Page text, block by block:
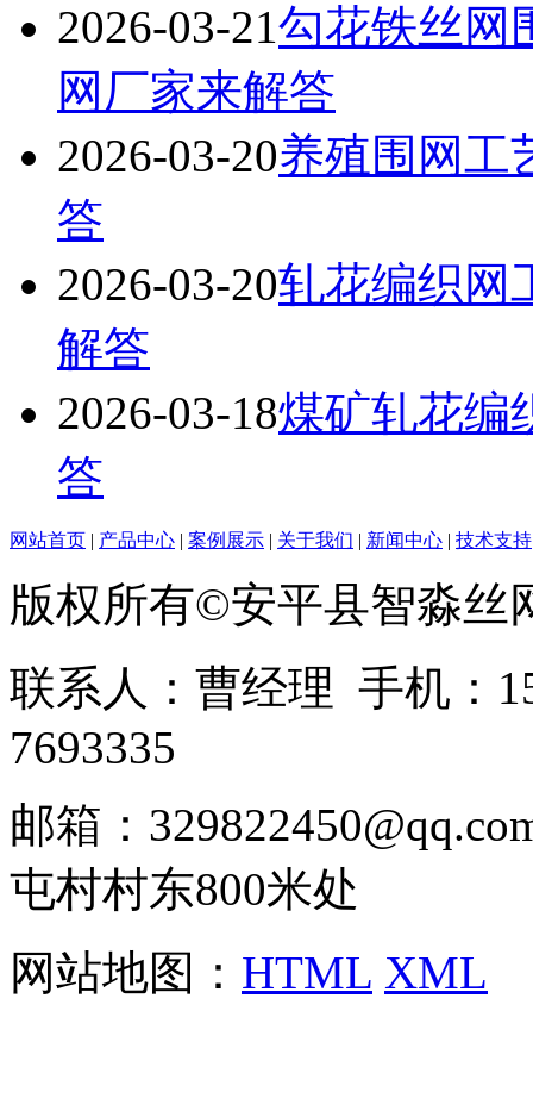
2026-03-21勾花铁丝网
网厂家来解答
2026-03-20养殖围网工
答
2026-03-20轧花编织网
解答
2026-03-18煤矿轧花编
答
网站首页 | 产品中心 | 案例展示 | 关于我们 | 新闻中心 | 技术支持
版权所有©安平县智淼丝
联系人：曹经理 手机：
7693335
邮箱：
屯村村东800米处
网站地图： HTML XML